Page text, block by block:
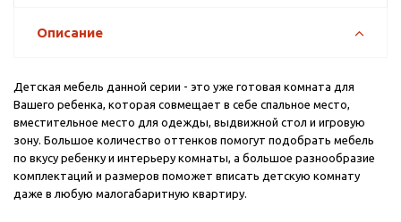
Описание
Детская мебель данной серии - это уже готовая комната для
Вашего ребенка, которая совмещает в себе спальное место,
вместительное место для одежды, выдвижной стол и игровую
зону. Большое количество оттенков помогут подобрать мебель
по вкусу ребенку и интерьеру комнаты, а большое разнообразие
комплектаций и размеров поможет вписать детскую комнату
даже в любую малогабаритную квартиру.